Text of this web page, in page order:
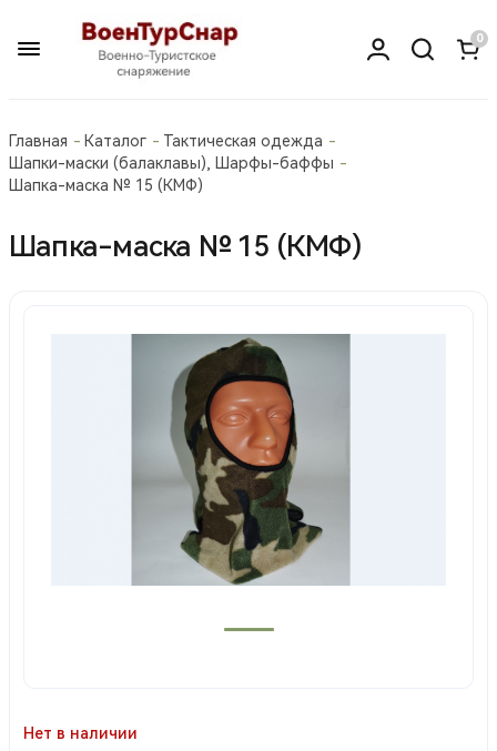
0
Главная Каталог
Тактическая одежда
Шапки-маски (балаклавы), Шарфы-баффы
Шапка-маска № 15 (КМФ)
Шапка-маска № 15 (КМФ)
Нет в наличии